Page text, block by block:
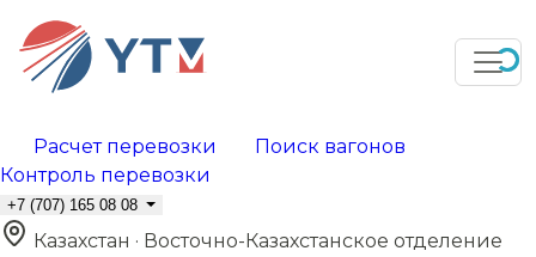
Расчет перевозки
Поиск вагонов
Контроль перевозки
+7 (707) 165 08 08
Казахстан · Восточно-Казахстанское отделение